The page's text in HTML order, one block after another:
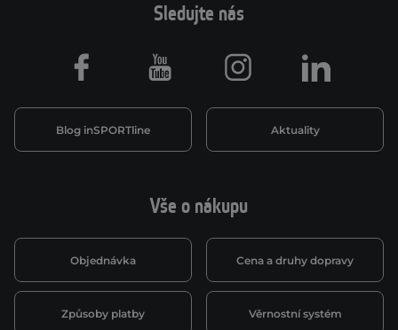
Vše o nákupu
Objednávka Cena a druhy dopravy
Způsoby platby Věrnostní systém
Sledujte nás
Blog inSPORTline Aktuality
Facebook Youtube Instagram LinkedIn